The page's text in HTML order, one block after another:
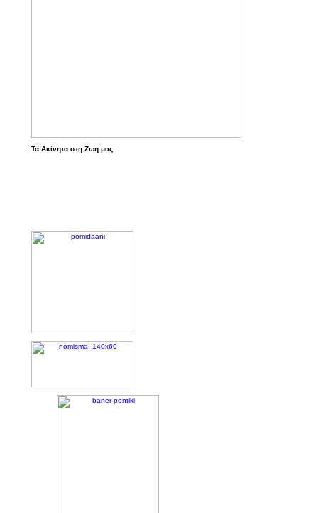
Τα Ακίνητα στη Ζωή μας